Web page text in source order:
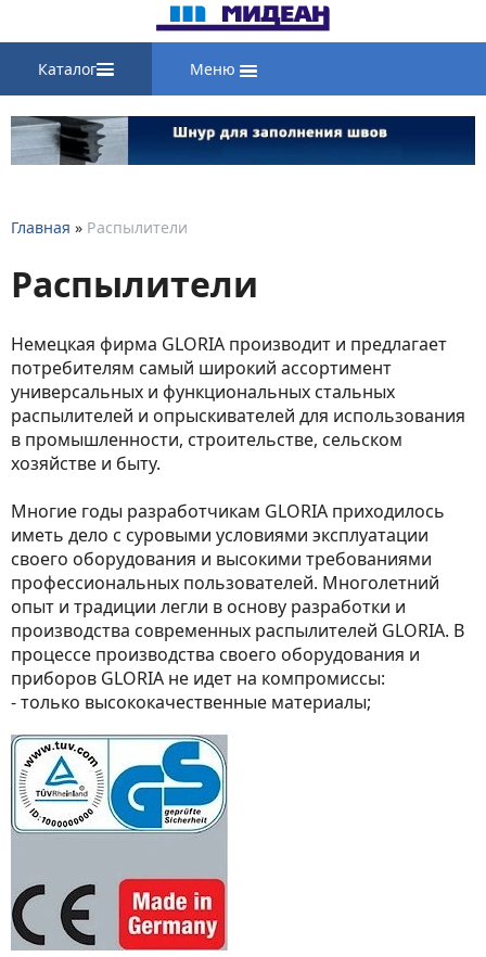
Каталог Меню
Главная » Распылители
Распылители
Немецкая фирма GLORIA производит и предлагает
потребителям самый широкий ассортимент
универсальных и функциональных стальных
распылителей и опрыскивателей для использования
в промышленности, строительстве, сельском
хозяйстве и быту.
Многие годы разработчикам GLORIA приходилось
иметь дело с суровыми условиями эксплуатации
своего оборудования и высокими требованиями
профессиональных пользователей. Многолетний
опыт и традиции легли в основу разработки и
производства современных распылителей GLORIA. В
процессе производства своего оборудования и
приборов GLORIA не идет на компромиссы:
- только высококачественные материалы;